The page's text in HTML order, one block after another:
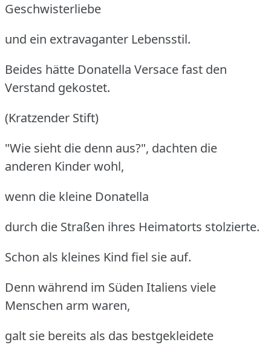
Geschwisterliebe
und ein extravaganter Lebensstil.
Beides hätte Donatella Versace fast den
Verstand gekostet.
(Kratzender Stift)
"Wie sieht die denn aus?", dachten die
anderen Kinder wohl,
wenn die kleine Donatella
durch die Straßen ihres Heimatorts stolzierte.
Schon als kleines Kind fiel sie auf.
Denn während im Süden Italiens viele
Menschen arm waren,
galt sie bereits als das bestgekleidete